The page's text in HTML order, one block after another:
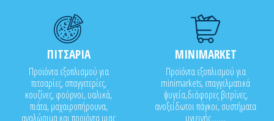
ΠΙΤΣΑΡΙΑ
Προϊόντα εξοπλισμού για
πιτσαρίες, σπαγγετερίες,
κουζίνες, φούρνοι, υαλικά,
πιάτα, μαχαιροπήρουνα,
αναλώσιμα και προϊόντα μιας
MINIMARKET
Προϊόντα εξοπλισμού για
minimarkets, επαγγελματικά
ψυγεία,διάφορες βιτρίνες,
ανοξείδωτοι πάγκοι, συστήματα
υγιεινής........